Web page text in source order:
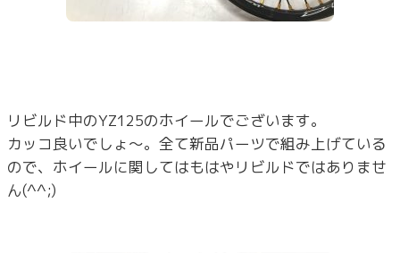
リビルド中のYZ125のホイールでございます。
カッコ良いでしょ～。全て新品パーツで組み上げている
ので、ホイールに関してはもはやリビルドではありませ
ん(^^;)